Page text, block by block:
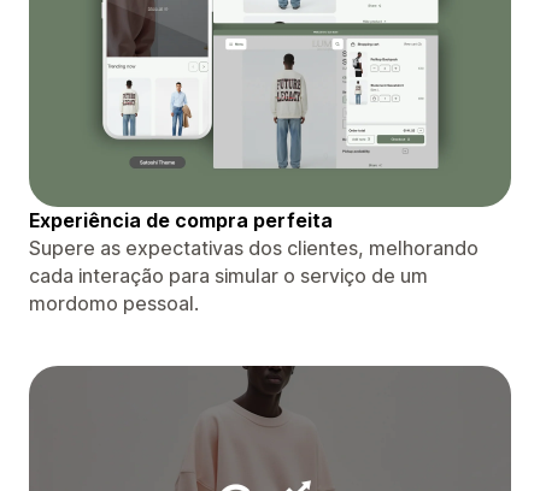
Experiência de compra perfeita
Supere as expectativas dos clientes, melhorando
cada interação para simular o serviço de um
mordomo pessoal.